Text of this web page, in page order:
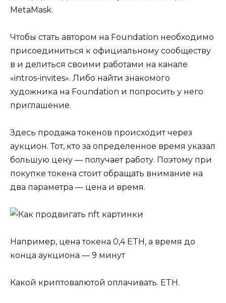
MetaMask.
Чтобы стать автором на Foundation необходимо
присоединиться к официальному сообществу
в и делиться своими работами на канале
«intros-invites». Либо найти знакомого
художника на Foundation и попросить у него
приглашение.
Здесь продажа токенов происходит через
аукцион. Тот, кто за определенное время указал
большую цену — получает работу. Поэтому при
покупке токена стоит обращать внимание на
два параметра — цена и время.
Например, цена токена 0,4 ETH, а время до
конца аукциона — 9 минут
Какой криптовалютой оплачивать. ETH.